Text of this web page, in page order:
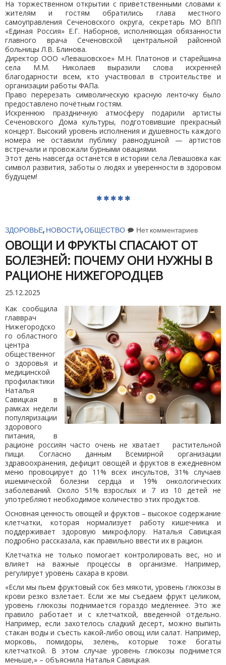
На торжественном открытии с приветственными словами к
жителям и гостям обратились глава местного
самоуправления Сеченовского округа, секретарь МО ВПП
«Единая Россия» Е.Г. Наборнов, исполняющая обязанности
главного врача Сеченовской центральной районной
больницы Л.В. Блинова.
Директор ООО «Левашовское» М.Н. Платонов и старейшина
села М.М. Николаев выразили слова искренней
благодарности всем, кто участвовал в строительстве и
организации работы ФАПа.
Право перерезать символическую красную ленточку было
предоставлено почётным гостям.
Искреннюю праздничную атмосферу подарили артисты
Сеченовского Дома культуры, подготовившие прекрасный
концерт. Высокий уровень исполнения и душевность каждого
номера не оставили публику равнодушной — артистов
встречали и провожали бурными овациями.
Этот день навсегда останется в истории села Левашовка как
символ развития, заботы о людях и уверенности в здоровом
будущем!
ЗДОРОВЬЕ, НОВОСТИ,ОБЩЕСТВО Нет комментариев
ОВОЩИ И ФРУКТЫ СПАСАЮТ ОТ
БОЛЕЗНЕЙ: ПОЧЕМУ ОНИ НУЖНЫ В
РАЦИОНЕ НИЖЕГОРОДЦЕВ
25.12.2025
Как сообщила
главврач
Нижегородско
го областного
центра
общественног
о здоровья и
медицинской
профилактики
Наталья
Савицкая в
рамках недели
популяризации
здорового
питания, в
рационе россиян часто очень не хватает растительной
пищи. Согласно данным Всемирной организации
здравоохранения, дефицит овощей и фруктов в ежедневном
меню провоцирует до 11% всех инсультов, 31% случаев
ишемической болезни сердца и 19% онкологических
заболеваний. Около 51% взрослых и 7 из 10 детей не
употребляют необходимое количество этих продуктов.
Основная ценность овощей и фруктов – высокое содержание
клетчатки, которая нормализует работу кишечника и
поддерживает здоровую микрофлору. Наталья Савицкая
подробно рассказала, как правильно ввести их в рацион.
Клетчатка не только помогает контролировать вес, но и
влияет на важные процессы в организме. Например,
регулирует уровень сахара в крови.
«Если мы пьем фруктовый сок без мякоти, уровень глюкозы в
крови резко взлетает. Если же мы съедаем фрукт целиком,
уровень глюкозы поднимается гораздо медленнее. Это же
правило работает и с клетчаткой, введенной отдельно.
Например, если захотелось сладкий десерт, можно выпить
стакан воды и съесть какой-либо овощ или салат. Например,
морковь, помидоры, зелень, которые тоже богаты
клетчаткой. В этом случае уровень глюкозы поднимется
меньше,» – объяснила Наталья Савицкая.